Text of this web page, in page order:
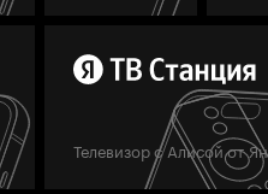
Телевизор с Алисой от